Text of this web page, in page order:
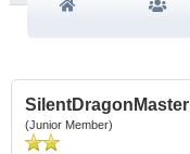
SilentDragonMaster
(Junior Member)